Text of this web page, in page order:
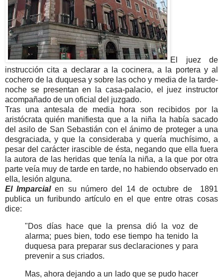
El juez de
instrucción cita a declarar a la cocinera, a la portera y al
cochero de la duquesa y sobre las ocho y media de la tarde-
noche se presentan en la casa-palacio, el juez instructor
acompañado de un oficial del juzgado.
Tras una antesala de media hora son recibidos por la
aristócrata quién manifiesta que a la niña la había sacado
del asilo de San Sebastián con el ánimo de proteger a una
desgraciada, y que la consideraba y quería muchísimo, a
pesar del carácter irascible de ésta, negando que ella fuera
la autora de las heridas que tenía la niña, a la que por otra
parte veía muy de tarde en tarde, no habiendo observado en
ella, lesión alguna.
El Imparcialen su número del 14 de octubre de 1891
publica un furibundo artículo en el que entre otras cosas
dice:
"Dos días hace que la prensa dió la voz de
alarma; pues bien, todo ese tiempo ha tenido la
duquesa para preparar sus declaraciones y para
prevenir a sus criados.
Mas, ahora dejando a un lado que se pudo hacer